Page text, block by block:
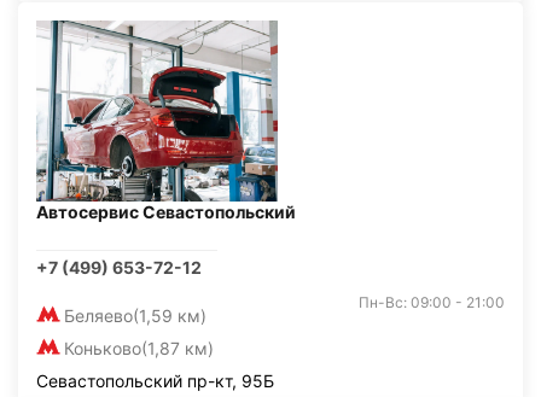
Автосервис Севастопольский
+7 (499) 653-72-12
Беляево(1,59 км)
Коньково(1,87 км)
Пн-Вс: 09:00 - 21:00
Севастопольский пр-кт, 95Б